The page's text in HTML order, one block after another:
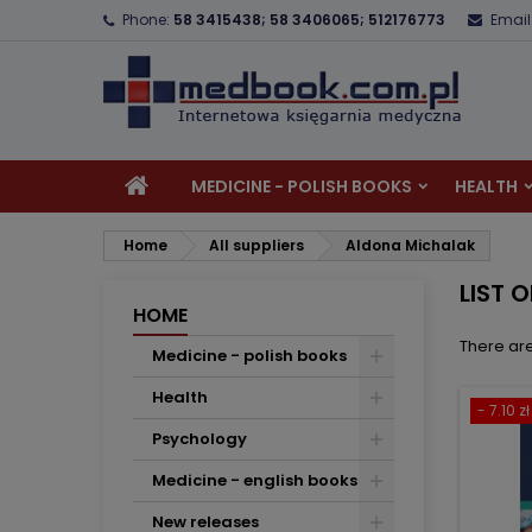
Phone: 58 3415438; 58 3406065; 512176773 Email:
MEDICINE - POLISH BOOKS HEALTH
Home All suppliers Aldona Michalak
HOME
Medicine - polish books
Health
Psychology
Medicine - english books
New releases
LIST
There
- 7.10 zł